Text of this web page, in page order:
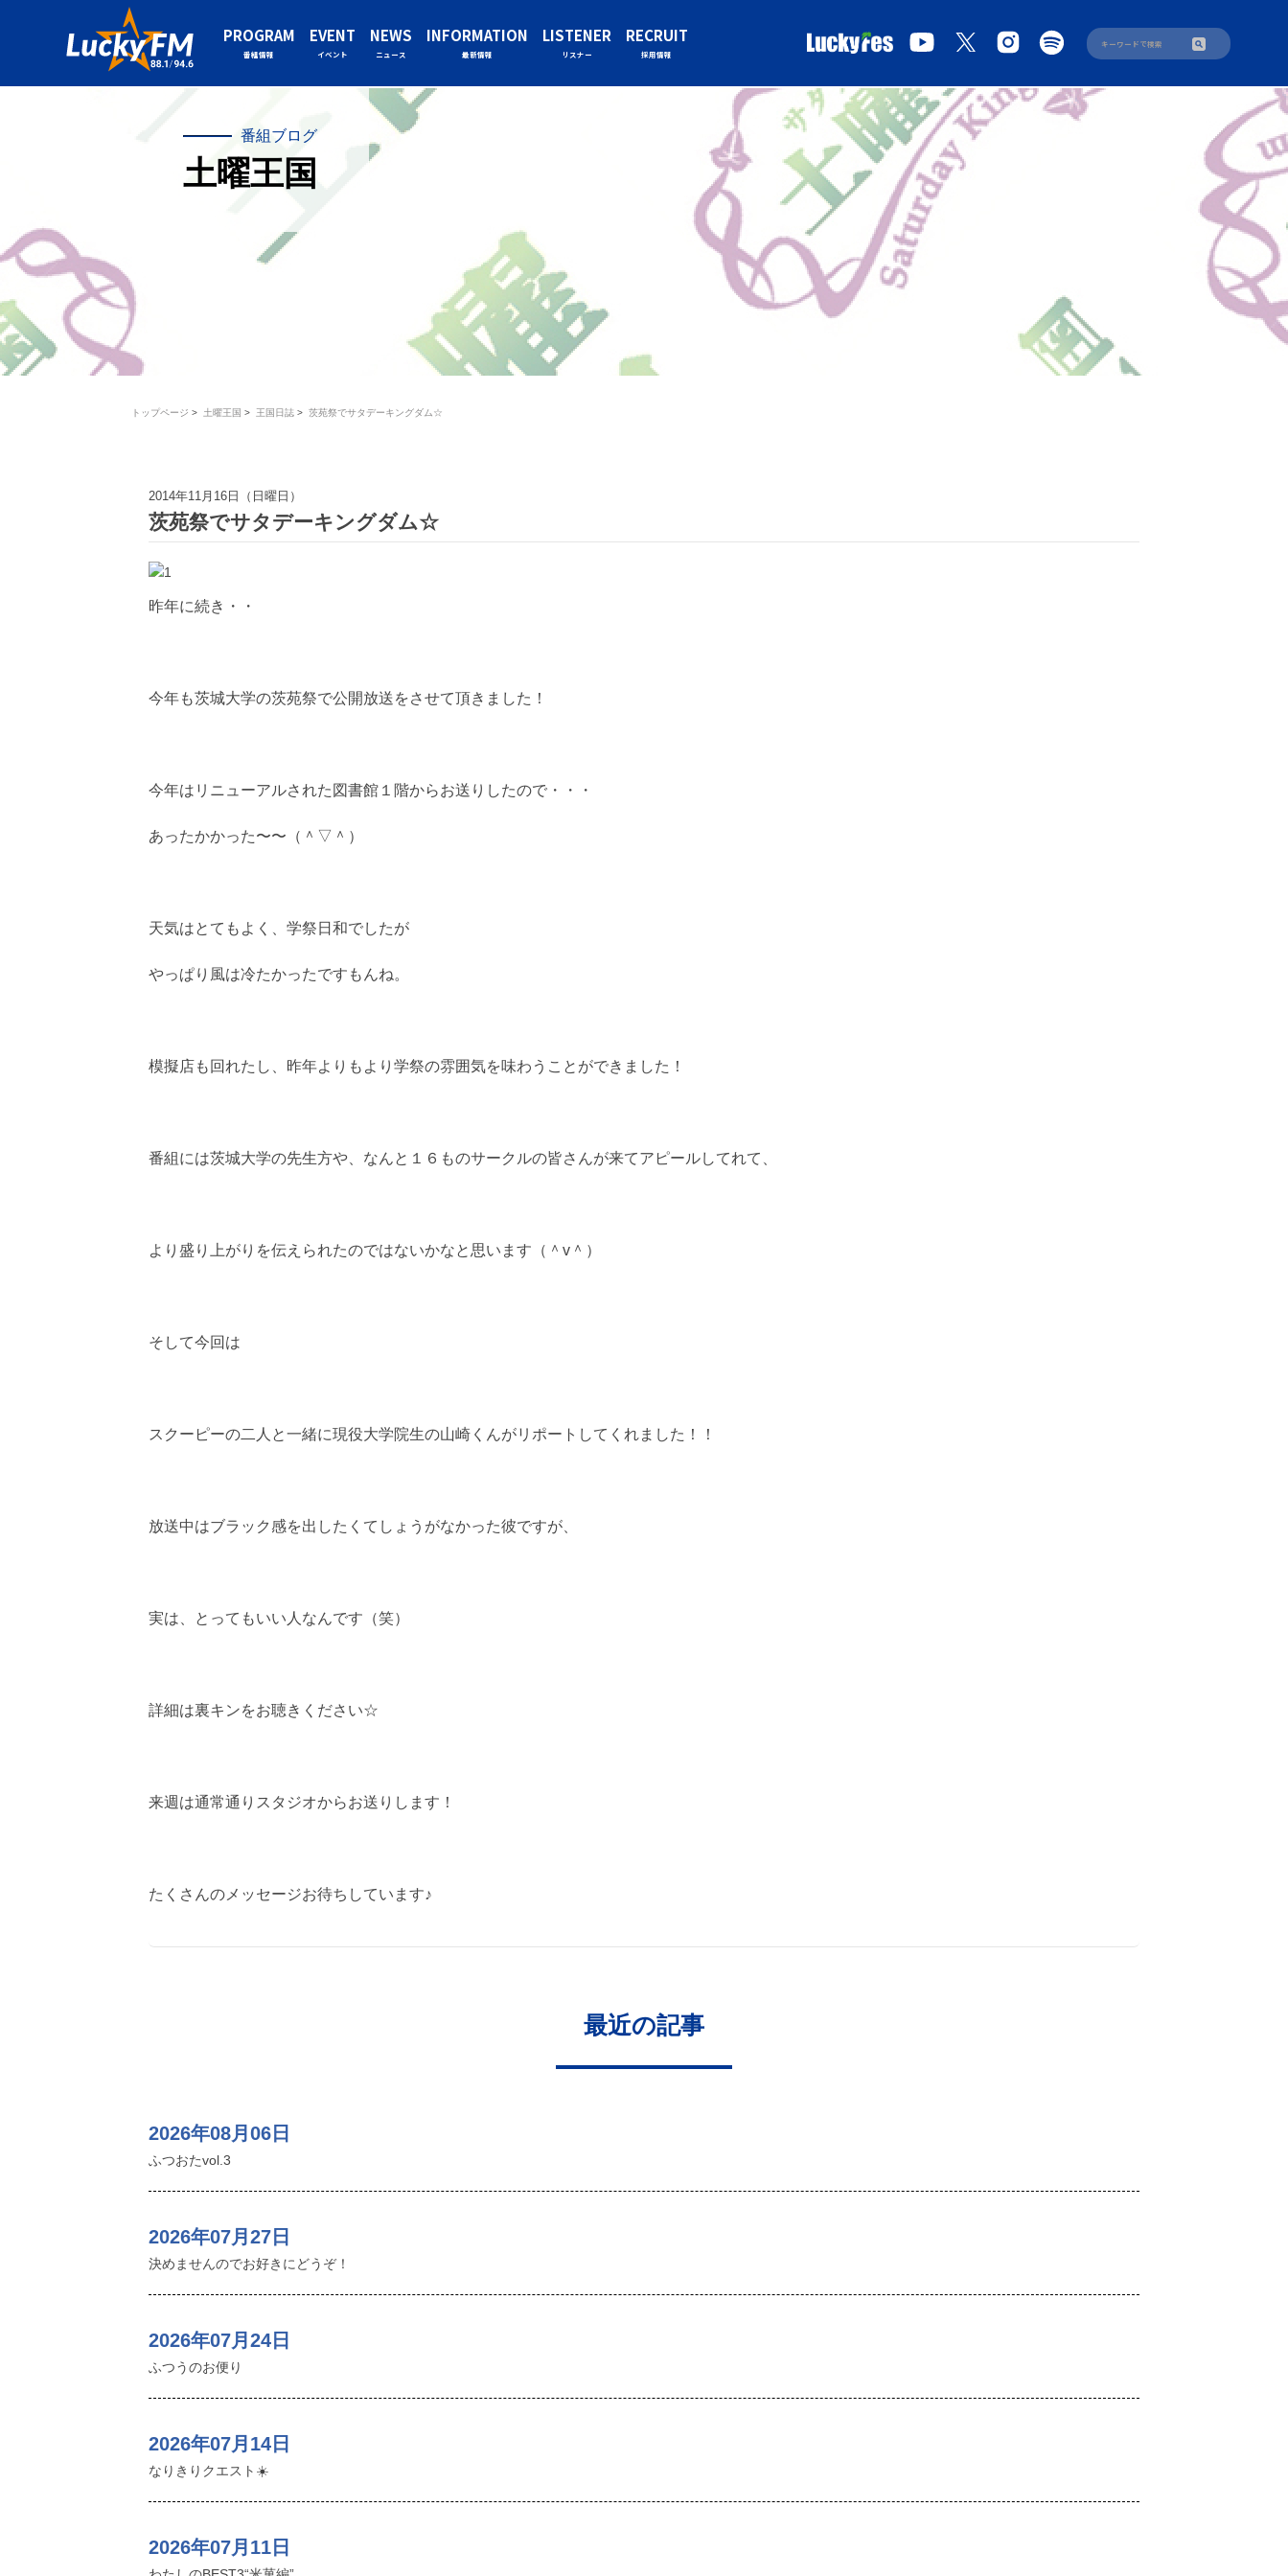
PROGRAM
番組情報
EVENT
イベント
NEWS
ニュース
INFORMATION
最新情報
LISTENER
リスナー
RECRUIT
採用情報
番組ブログ
土曜王国
トップページ 土曜王国 王国日誌 茨苑祭でサタデーキングダム☆
2014年11月16日（日曜日）
茨苑祭でサタデーキングダム☆
昨年に続き・・
今年も茨城大学の茨苑祭で公開放送をさせて頂きました！
今年はリニューアルされた図書館１階からお送りしたので・・・
あったかかった〜〜（＾▽＾）
天気はとてもよく、学祭日和でしたが
やっぱり風は冷たかったですもんね。
模擬店も回れたし、昨年よりもより学祭の雰囲気を味わうことができました！
番組には茨城大学の先生方や、なんと１６ものサークルの皆さんが来てアピールしてれて、
より盛り上がりを伝えられたのではないかなと思います（＾v＾）
そして今回は
スクーピーの二人と一緒に現役大学院生の山崎くんがリポートしてくれました！！
放送中はブラック感を出したくてしょうがなかった彼ですが、
実は、とってもいい人なんです（笑）
詳細は裏キンをお聴きください☆
来週は通常通りスタジオからお送りします！
たくさんのメッセージお待ちしています♪
最近の記事
2026年08月06日
ふつおたvol.3
2026年07月27日
決めませんのでお好きにどうぞ！
2026年07月24日
ふつうのお便り
2026年07月14日
なりきりクエスト☀️
2026年07月11日